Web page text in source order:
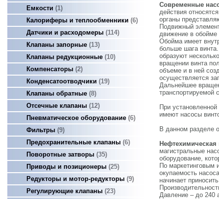
Емкости
1
Калориферы и теплообменники 6
Датчики и расходомеры 114
Клапаны запорные 13
Клапаны редукционные 10
Компенсаторы 2
Конденсатоотводчики
19
Клапаны обратные 8
Отсечные клапаны 12
Пневматическое оборудование 6
Фильтры 9
Предохранительные клапаны 6
Поворотные затворы 35
Приводы и позиционеры 25
Редукторы и мотор-редукторы 9
Регулирующие клапаны 23
Современные
действия
органы
Подвижный
движение в обойме
Обойма имеет
больше шага
образуют
вращении винта
объеме и в ней
осуществляется
Дальнейшее
транспортируемой
При
имеют насосы
В данном разделе
магистральные
оборудование,
По маркетинговым
окупаемость
начинает
Давление – до 240